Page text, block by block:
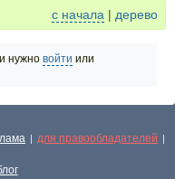
с начала | дерево
нужно войти или
| для правообладателей |